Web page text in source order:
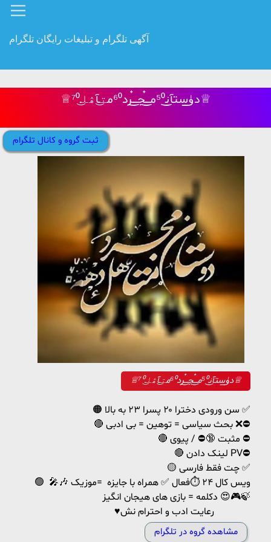
آگهی تلگرام و تبلیغات رایگان تلگرام
♕︎دﯛ̲ستآن͜ـ⁵⁰مـ๋͜ـجـ๋͜ـرد⁶⁰مت͜ـآۿل͜ـ⁷⁰♕︎
ثبت گروه و کانال تلگرام
♕︎دﯛ̲ستآن͜ـ⁵⁰مـ๋͜ـجـ๋͜ـرد⁶⁰مت͜ـآۿل͜ـ⁷⁰♕︎
🟠 سن ورودی دخترا ۲۰ پسرا ۲۳ به بالا ✅
🔴 بحث سیاسی = توهین = بی ادبی ❌⛔
🔴 مثبت 🔞⛔ / پیوی ⛔
🔴 لینک دادن PV⛔
🟡 چت فقط فارسی ✅
🟢 ویس کال ۲۴ ⏱️فعال ✅ همراه با جایزه =موزیک 🎶🎤
دکلمه = بازی های هیجان انگیز 😍🎮🍃
مشاهده گروه در تلگرام